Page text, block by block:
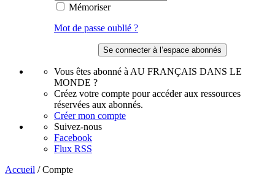
Mémoriser
Mot de passe oublié ?
Vous êtes abonné à AU FRANÇAIS DANS LE
MONDE ?
Créez votre compte pour accéder aux ressources
réservées aux abonnés.
Créer mon compte
Suivez-nous
Facebook
Flux RSS
Accueil /Compte